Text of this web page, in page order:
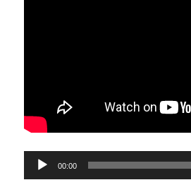
Reproductor
d'àudio
00:00